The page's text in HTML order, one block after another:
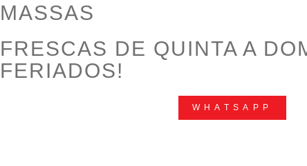
MASSAS
FRESCAS DE QUINTA A
FERIADOS!
WHATSAPP